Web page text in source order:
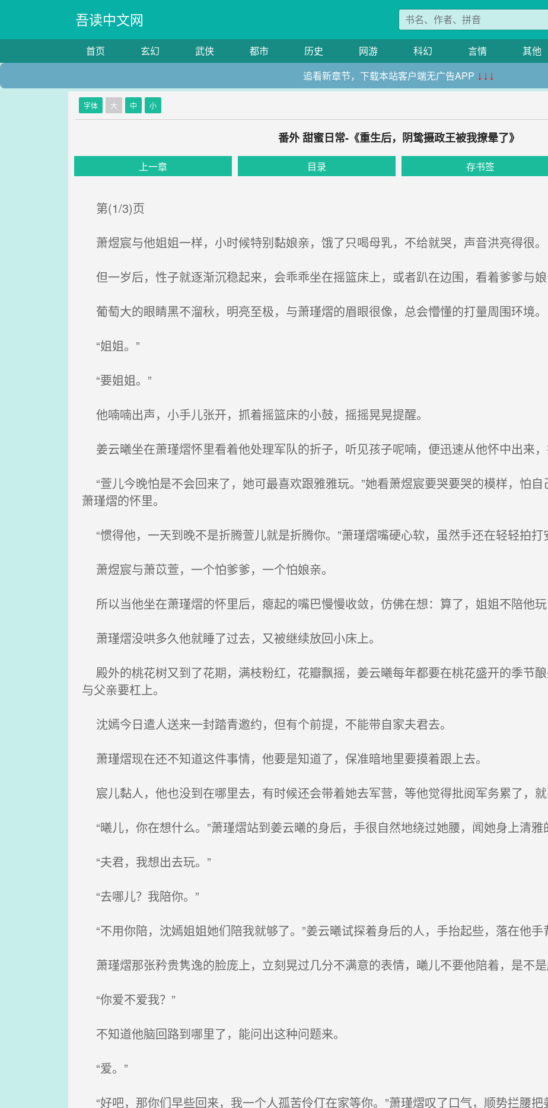
吾读中文网
首页 玄幻 武侠 都市 历史 网游 科幻 言情 其他
追看新章节，下载本站客户端无广告APP ↓↓↓
字体 大 中 小
番外 甜蜜日常-《重生后，阴鸷摄政王被我撩晕了》
上一章 目录 存书签
第(1/3)页
萧煜宸与他姐姐一样，小时候特别黏娘亲，饿了只喝母乳，不给就哭，声音洪亮得很。
但一岁后，性子就逐渐沉稳起来，会乖乖坐在摇篮床上，或者趴在边围，看着爹爹与娘
葡萄大的眼睛黑不溜秋，明亮至极，与萧瑾熠的眉眼很像，总会懵懂的打量周围环境。
“姐姐。”
“要姐姐。”
他喃喃出声，小手儿张开，抓着摇篮床的小鼓，摇摇晃晃提醒。
姜云曦坐在萧瑾熠怀里看着他处理军队的折子，听见孩子呢喃，便迅速从他怀中出来，
“萱儿今晚怕是不会回来了，她可最喜欢跟雅雅玩。”她看萧煜宸要哭要哭的模样，怕
萧瑾熠的怀里。
“惯得他，一天到晚不是折腾萱儿就是折腾你。”萧瑾熠嘴硬心软，虽然手还在轻轻拍打
萧煜宸与萧苡萱，一个怕爹爹，一个怕娘亲。
所以当他坐在萧瑾熠的怀里后，瘪起的嘴巴慢慢收敛，仿佛在想：算了，姐姐不陪他玩
萧瑾熠没哄多久他就睡了过去，又被继续放回小床上。
殿外的桃花树又到了花期，满枝粉红，花瓣飘摇，姜云曦每年都要在桃花盛开的季节
与父亲要杠上。
沈嫣今日遣人送来一封踏青邀约，但有个前提，不能带自家夫君去。
萧瑾熠现在还不知道这件事情，他要是知道了，保准暗地里要摸着跟上去。
宸儿黏人，他也没到在哪里去，有时候还会带着她去军营，等他觉得批阅军务累了，就
“曦儿，你在想什么。”萧瑾熠站到姜云曦的身后，手很自然地绕过她腰，闻她身上清雅
“夫君，我想出去玩。”
“去哪儿？我陪你。”
“不用你陪，沈嫣姐姐她们陪我就够了。”姜云曦试探着身后的人，手抬起些，落在他手
萧瑾熠那张矜贵隽逸的脸庞上，立刻晃过几分不满意的表情，曦儿不要他陪着，是不是
“你爱不爱我？”
不知道他脑回路到哪里了，能问出这种问题来。
“爱。”
“好吧，那你们早些回来，我一个人孤苦伶仃在家等你。”萧瑾熠叹了口气，顺势拦腰